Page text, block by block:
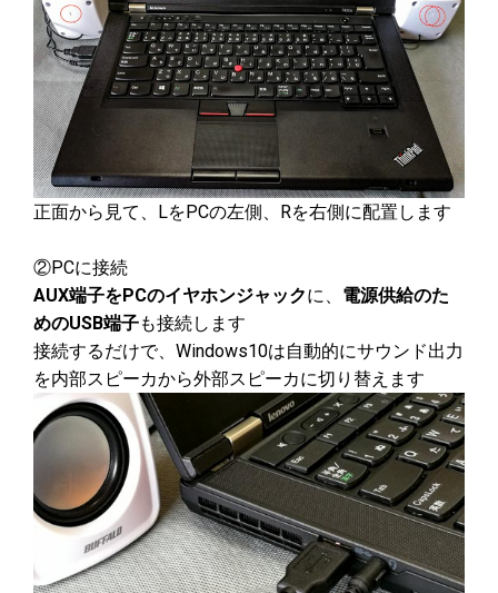
正面から見て、LをPCの左側、Rを右側に配置します
②PCに接続
AUX端子をPCのイヤホンジャックに、 電源供給のた
めのUSB端子も接続します
接続するだけで、Windows10は自動的にサウンド出力
を内部スピーカから外部スピーカに切り替えます